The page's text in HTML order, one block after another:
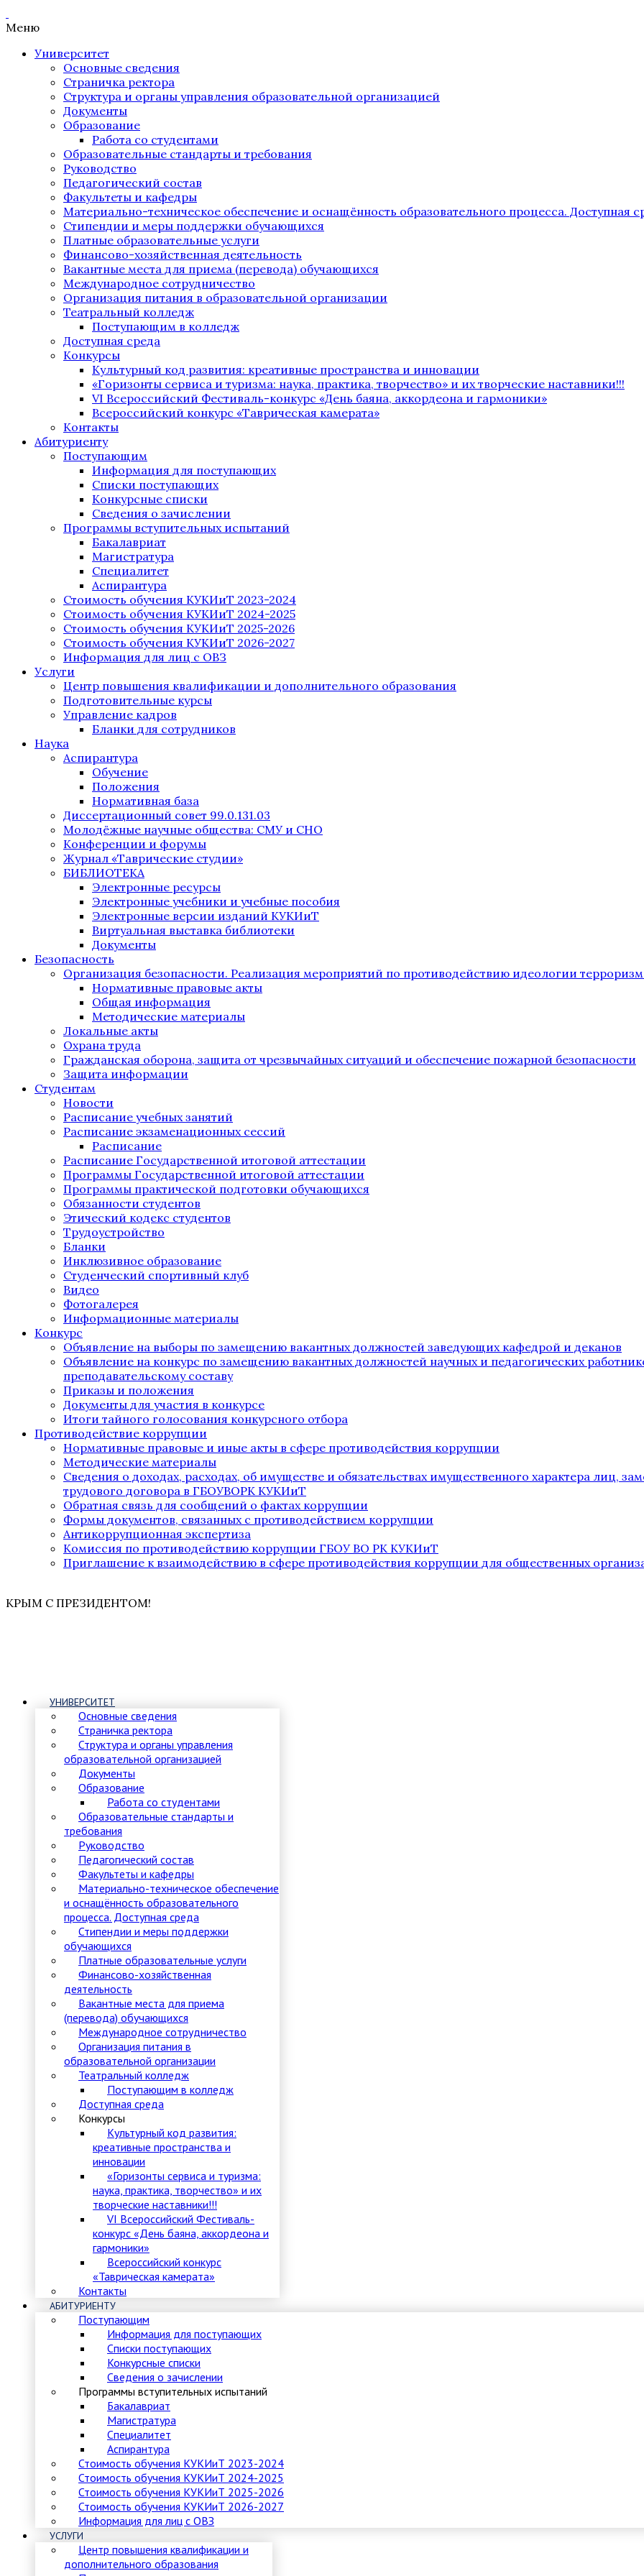
Меню
Университет
Основные сведения
Страничка ректора
Структура и органы управления образовательной организацией
Документы
Образование
Работа со студентами
Образовательные стандарты и требования
Руководство
Педагогический состав
Факультеты и кафедры
Материально-техническое обеспечение и оснащённость образовательного процесса. Доступная
Стипендии и меры поддержки обучающихся
Платные образовательные услуги
Финансово-хозяйственная деятельность
Вакантные места для приема (перевода) обучающихся
Международное сотрудничество
Организация питания в образовательной организации
Театральный колледж
Поступающим в колледж
Доступная среда
Конкурсы
Культурный код развития: креативные пространства и инновации
«Горизонты сервиса и туризма: наука, практика, творчество» и их творческие наставники!!!
VI Всероссийский Фестиваль-конкурс «День баяна, аккордеона и гармоники»
Всероссийский конкурс «Таврическая камерата»
Контакты
Абитуриенту
Поступающим
Информация для поступающих
Списки поступающих
Конкурсные списки
Сведения о зачислении
Программы вступительных испытаний
Бакалавриат
Магистратура
Специалитет
Аспирантура
Стоимость обучения КУКИиТ 2023-2024
Стоимость обучения КУКИиТ 2024-2025
Стоимость обучения КУКИиТ 2025-2026
Стоимость обучения КУКИиТ 2026-2027
Информация для лиц с ОВЗ
Услуги
Центр повышения квалификации и дополнительного образования
Подготовительные курсы
Управление кадров
Бланки для сотрудников
Наука
Аспирантура
Обучение
Положения
Нормативная база
Диссертационный совет 99.0.131.03
Молодёжные научные общества: СМУ и СНО
Конференции и форумы
Журнал «Таврические студии»
БИБЛИОТЕКА
Электронные ресурсы
Электронные учебники и учебные пособия
Электронные версии изданий КУКИиТ
Виртуальная выставка библиотеки
Документы
Безопасность
Организация безопасности. Реализация мероприятий по противодействию идеологии
Нормативные правовые акты
Общая информация
Методические материалы
Локальные акты
Охрана труда
Гражданская оборона, защита от чрезвычайных ситуаций и обеспечение пожарной безопасности
Защита информации
Студентам
Новости
Расписание учебных занятий
Расписание экзаменационных сессий
Расписание
Расписание Государственной итоговой аттестации
Программы Государственной итоговой аттестации
Программы практической подготовки обучающихся
Обязанности студентов
Этический кодекс студентов
Трудоустройство
Бланки
Инклюзивное образование
Студенческий спортивный клуб
Видео
Фотогалерея
Информационные материалы
Конкурс
Объявление на выборы по замещению вакантных должностей заведующих кафедрой и деканов
Объявление на конкурс по замещению вакантных должностей научных и педагогических
преподавательскому составу
Приказы и положения
Документы для участия в конкурсе
Итоги тайного голосования конкурсного отбора
Противодействие коррупции
Нормативные правовые и иные акты в сфере противодействия коррупции
Методические материалы
Сведения о доходах, расходах, об имуществе и обязательствах имущественного характера лиц,
трудового договора в ГБОУВОРК КУКИиТ
Обратная связь для сообщений о фактах коррупции
Формы документов, связанных с противодействием коррупции
Антикоррупционная экспертиза
Комиссия по противодействию коррупции ГБОУ ВО РК КУКИиТ
Приглашение к взаимодействию в сфере противодействия коррупции для общественных
КРЫМ С ПРЕЗИДЕНТОМ!
УНИВЕРСИТЕТ
Основные сведения
Страничка ректора
Структура и органы управления
образовательной организацией
Документы
Образование
Работа со студентами
Образовательные стандарты и
требования
Руководство
Педагогический состав
Факультеты и кафедры
Материально-техническое обеспечение
и оснащённость образовательного
процесса. Доступная среда
Стипендии и меры поддержки
обучающихся
Платные образовательные услуги
Финансово-хозяйственная
деятельность
Вакантные места для приема
(перевода) обучающихся
Международное сотрудничество
Организация питания в
образовательной организации
Театральный колледж
Поступающим в колледж
Доступная среда
Конкурсы
Культурный код развития:
креативные пространства и
инновации
«Горизонты сервиса и туризма:
наука, практика, творчество» и их
творческие наставники!!!
VI Всероссийский Фестиваль-
конкурс «День баяна, аккордеона и
гармоники»
Всероссийский конкурс
«Таврическая камерата»
Контакты
АБИТУРИЕНТУ
Поступающим
Информация для поступающих
Списки поступающих
Конкурсные списки
Сведения о зачислении
Программы вступительных испытаний
Бакалавриат
Магистратура
Специалитет
Аспирантура
Стоимость обучения КУКИиТ 2023-2024
Стоимость обучения КУКИиТ 2024-2025
Стоимость обучения КУКИиТ 2025-2026
Стоимость обучения КУКИиТ 2026-2027
Информация для лиц с ОВЗ
УСЛУГИ
Центр повышения квалификации и
дополнительного образования